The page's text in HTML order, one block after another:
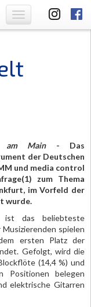
Toggle
navigation
am Main- Das
der Deutschen
und media control
zum Thema
im Vorfeld der
wurde.
ist das beliebteste
spielen
ersten Platz der
Gefolgt, wird die
(14,4 %) und
Positionen belegen
elektrische Gitarren